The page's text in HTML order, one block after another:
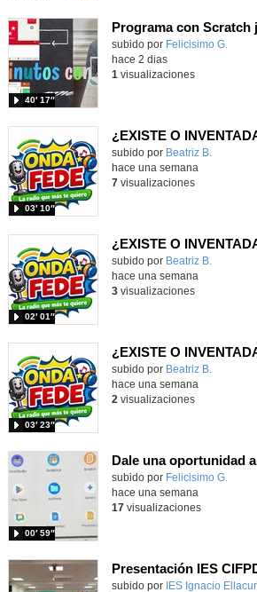
Contenido educativo.
subido por Felicisimo G.
40′ 17″
hace 2 dias
1 visualizaciones
¿EXISTE O
Contenido educativo.
subido por Beatriz B.
03′ 10″
hace una semana
7visualizaciones
¿EXISTE O
Contenido educativo.
subido por Beatriz B.
02′ 01″
hace una semana
3visualizaciones
¿EXISTE O
Contenido educativo.
subido por Beatriz B.
03′ 23″
hace una semana
2 visualizaciones
Contenido educativo.
subido por Felicisimo G.
00′ 59″
hace una semana
17visualizaciones
Contenido educativo.
subido por IES Ignacio